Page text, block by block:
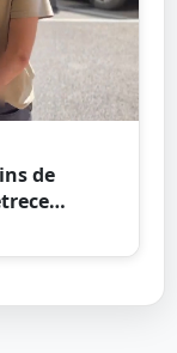
de